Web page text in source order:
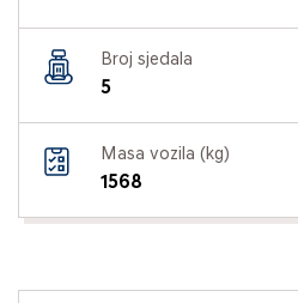
Broj sjedala
5
Masa vozila (kg)
1568